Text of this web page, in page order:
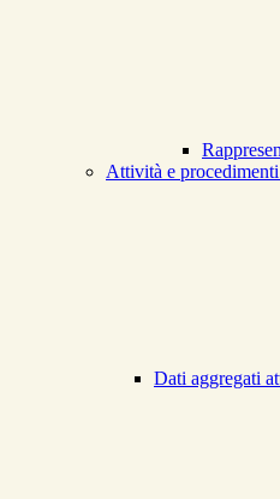
Attività e procedimenti
Dati aggregati